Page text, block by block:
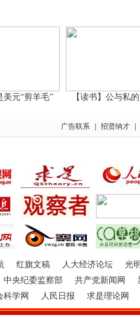
元“剪羊毛” 【读书】公与私的历
广告联系 招贤纳才
红旗文稿 人大经济论坛
光
中央纪委监察部 共产党新闻网
科学网 人民日报 求是理论网